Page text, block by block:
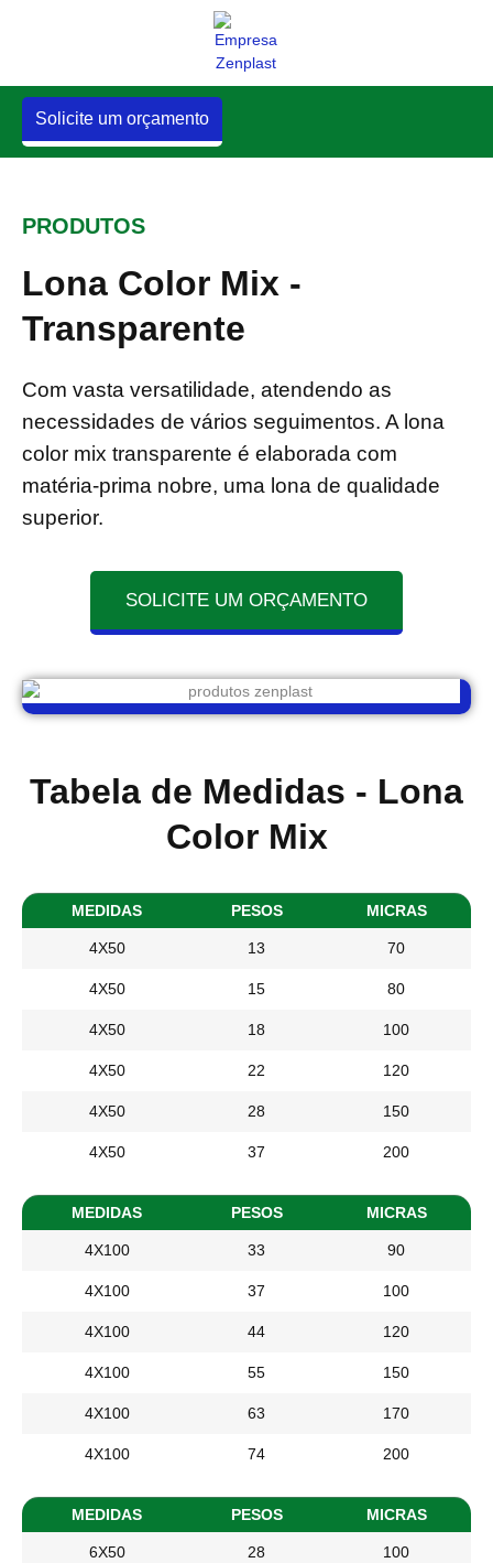
Solicite um orçamento
PRODUTOS
Lona Color Mix -
Transparente
Com vasta versatilidade, atendendo as
necessidades de vários seguimentos. A lona
color mix transparente é elaborada com
matéria-prima nobre, uma lona de qualidade
superior.
SOLICITE UM ORÇAMENTO
Tabela de Medidas - Lona
Color Mix
MEDIDAS PESOS MICRAS
4X50 13 70
4X50 15 80
4X50 18 100
4X50 22 120
4X50 28 150
4X50 37 200
MEDIDAS PESOS MICRAS
4X100 33 90
4X100 37 100
4X100 44 120
4X100 55 150
4X100 63 170
4X100 74 200
MEDIDAS PESOS MICRAS
6X50 28 100